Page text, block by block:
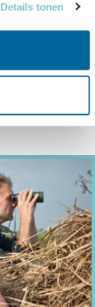
Details tonen